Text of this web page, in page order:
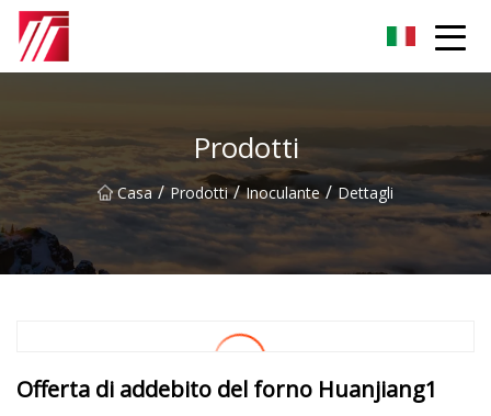
Prodotti
Casa / Prodotti / Inoculante / Dettagli
Offerta di addebito del forno Huanjiang1